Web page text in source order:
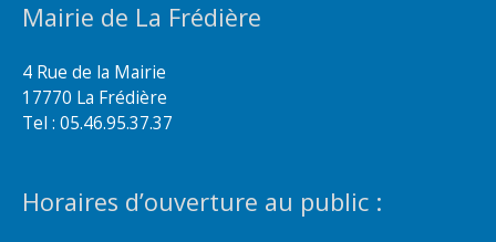
Mairie de La Frédière
4 Rue de la Mairie
17770 La Frédière
Tel : 05.46.95.37.37
Horaires d’ouverture au public :